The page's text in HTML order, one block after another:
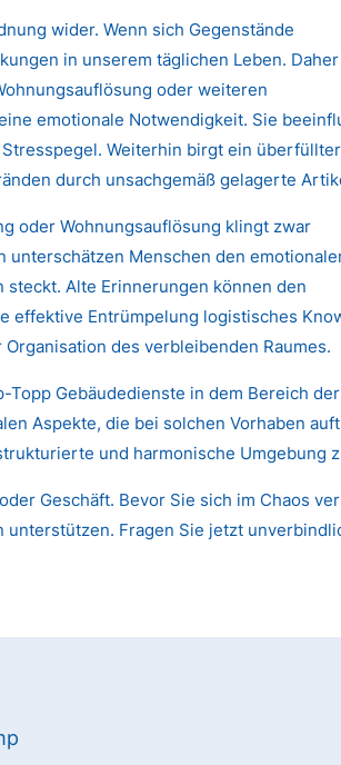
wider. Wenn sich Gegenstände
in unserem täglichen Leben.
oder weiteren
emotionale Notwendigkeit. Sie
Weiterhin birgt ein überfüllter
durch unsachgemäß gelagerte
oder Wohnungsauflösung klingt zwar
Menschen den
Alte Erinnerungen können den
effektive Entrümpelung logistisches
des verbleibenden Raumes.
Gebäudedienste in dem Bereich
Aspekte, die bei solchen Vorhaben
und harmonische Umgebung
Geschäft. Bevor Sie sich im Chaos
Fragen Sie jetzt